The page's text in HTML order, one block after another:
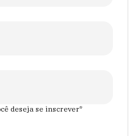
deseja se inscrever*